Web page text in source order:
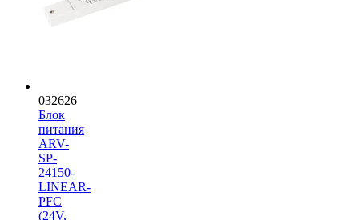
032626
Блок
питания
ARV-
SP-
24150-
LINEAR-
PFC
(24V,